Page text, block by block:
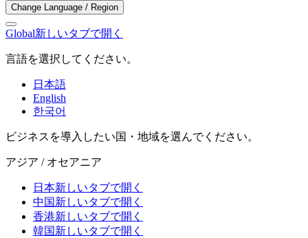
Change Language / Region
Global新しいタブで開く
言語を選択してください。
日本語
English
한국어
ビジネスを導入したい国・地域を選んでください。
アジア / オセアニア
日本新しいタブで開く
中国新しいタブで開く
香港新しいタブで開く
韓国新しいタブで開く